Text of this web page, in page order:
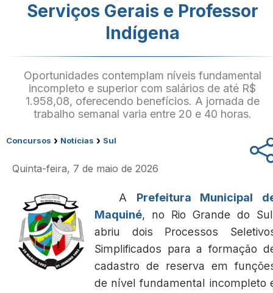
Serviços Gerais e Professor
Indígena
Oportunidades contemplam níveis fundamental
incompleto e superior com salários de até R$
1.958,08, oferecendo benefícios. A jornada de
trabalho semanal varia entre 20 e 40 horas.
Concursos › Notícias › Sul
Quinta-feira, 7 de maio de 2026
A Prefeitura Municipal
Maquiné, no Rio Grande do
abriu dois Processos
Simplificados para a formação
cadastro de reserva em
de nível fundamental incompleto